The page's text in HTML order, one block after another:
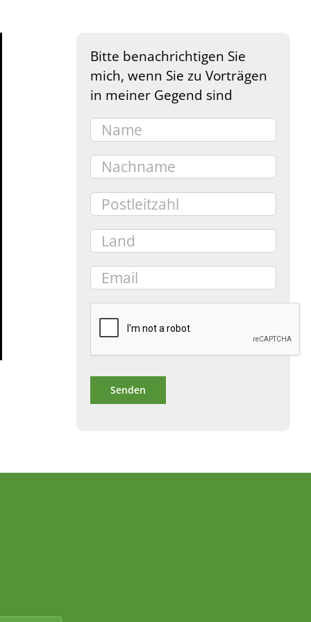
Bitte benachrichtigen Sie
mich, wenn Sie zu Vorträgen
in meiner Gegend sind